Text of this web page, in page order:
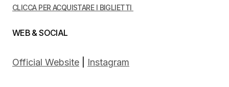
CLICCA PER ACQUISTARE I BIGLIETTI
WEB & SOCIAL
Official Website Instagram